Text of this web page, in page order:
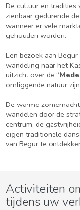
De cultuur en tradities
zienbaar gedurende
wanneer er vele
gehouden worden.
Een bezoek aan
wandeling naar het
uitzicht over de “
omliggende natuur
De warme
wandelen door de
centrum, de
eigen traditionele
van Begur te
Activiteiten
tijdens uw